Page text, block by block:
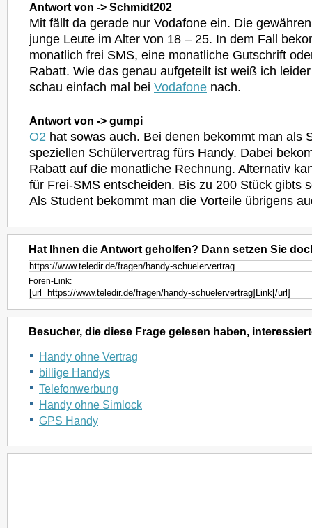
Antwort von -> Schmidt202
Mit fällt da gerade nur Vodafone ein. Die
junge Leute im Alter von 18 – 25. In dem Fall
monatlich frei SMS, eine monatliche Gutschrift
Rabatt. Wie das genau aufgeteilt ist weiß ich
schau einfach mal bei Vodafone nach.
Antwort von -> gumpi
O2 hat sowas auch. Bei denen bekommt man als
speziellen Schülervertrag fürs Handy. Dabei
Rabatt auf die monatliche Rechnung. Alternativ
für Frei-SMS entscheiden. Bis zu 200 Stück gibts
Als Student bekommt man die Vorteile übrigens
Hat Ihnen die Antwort geholfen? Dann setzen Sie
Foren-Link:
Besucher, die diese Frage gelesen haben,
Handy ohne Vertrag
billige Handys
Telefonwerbung
Handy ohne Simlock
GPS Handy